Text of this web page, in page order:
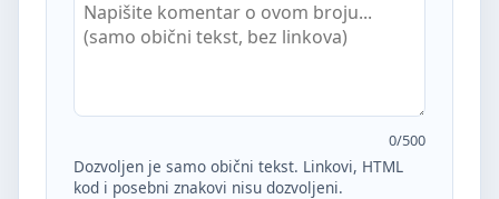
0/500
Dozvoljen je samo obični tekst. Linkovi, HTML
kod i posebni znakovi nisu dozvoljeni.